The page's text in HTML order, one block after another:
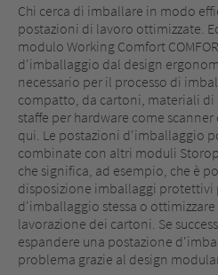
Chi cerca di imballare in modo
postazioni di lavoro ottimizzate.
modulo Working Comfort
d'imballaggio dal design
necessario per il processo di
compatto, da cartoni, materiali di
staffe per hardware come
qui. Le postazioni d'imballaggio
combinate con altri moduli
che significa, ad esempio, che è
disposizione imballaggi protettivi
d'imballaggio stessa o
lavorazione dei cartoni. Se
espandere una postazione
problema grazie al design